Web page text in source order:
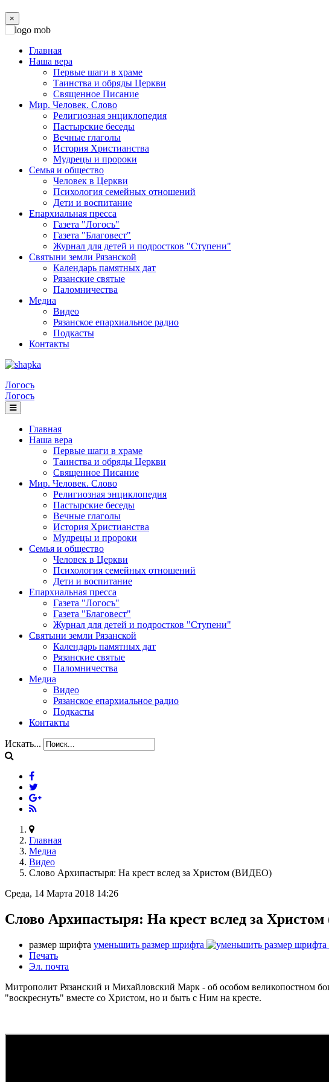
×
Главная
Наша вера
Первые шаги в храме
Таинства и обряды Церкви
Священное Писание
Мир. Человек. Слово
Религиозная энциклопедия
Пастырские беседы
Вечные глаголы
История Христианства
Мудрецы и пророки
Семья и общество
Человек в Церкви
Психология семейных отношений
Дети и воспитание
Епархиальная пресса
Газета "Логосъ"
Газета "Благовест"
Журнал для детей и подростков "Ступени"
Святыни земли Рязанской
Календарь памятных дат
Рязанские святые
Паломничества
Медиа
Видео
Рязанское епархиальное радио
Подкасты
Контакты
Логосъ
Логосъ
Главная
Наша вера
Первые шаги в храме
Таинства и обряды Церкви
Священное Писание
Мир. Человек. Слово
Религиозная энциклопедия
Пастырские беседы
Вечные глаголы
История Христианства
Мудрецы и пророки
Семья и общество
Человек в Церкви
Психология семейных отношений
Дети и воспитание
Епархиальная пресса
Газета "Логосъ"
Газета "Благовест"
Журнал для детей и подростков "Ступени"
Святыни земли Рязанской
Календарь памятных дат
Рязанские святые
Паломничества
Медиа
Видео
Рязанское епархиальное радио
Подкасты
Контакты
Искать...
Главная
Медиа
Видео
Слово Архипастыря: На крест вслед за Христом (ВИДЕО)
Среда, 14 Марта 2018 14:26
Слово Архипастыря: На крест вслед за
размер шрифта уменьшить размер шрифта
Печать
Эл. почта
Митрополит Рязанский и Михайловский Марк - об особом великопостном
"воскреснуть" вместе со Христом, но и быть с Ним на кресте.